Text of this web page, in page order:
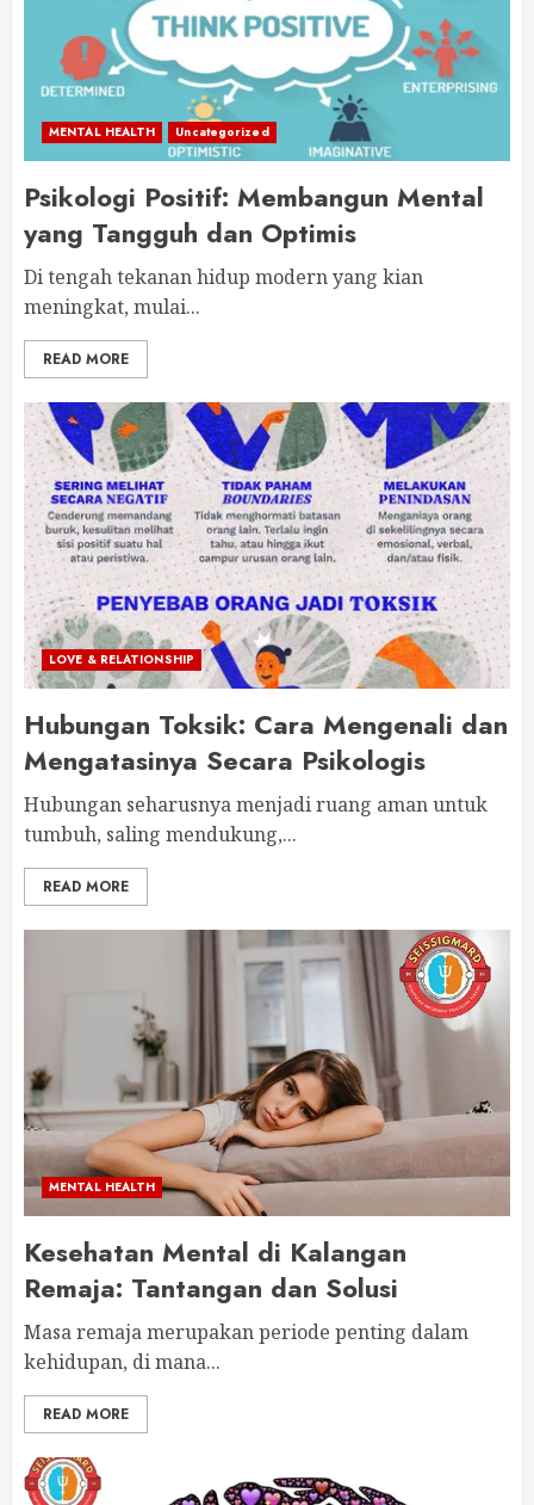
MENTAL HEALTH Uncategorized
Psikologi Positif: Membangun Mental
yang Tangguh dan Optimis
Di tengah tekanan hidup modern yang kian
meningkat, mulai...
READ MORE
LOVE & RELATIONSHIP
Hubungan Toksik: Cara Mengenali dan
Mengatasinya Secara Psikologis
Hubungan seharusnya menjadi ruang aman untuk
tumbuh, saling mendukung,...
READ MORE
MENTAL HEALTH
Kesehatan Mental di Kalangan
Remaja: Tantangan dan Solusi
Masa remaja merupakan periode penting dalam
kehidupan, di mana...
READ MORE